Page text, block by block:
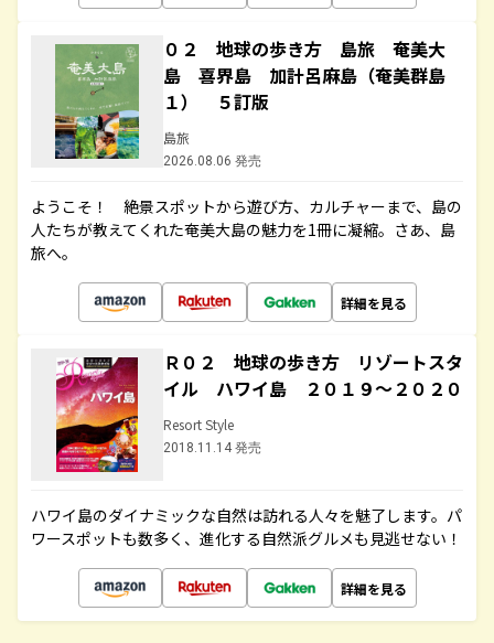
０２ 地球の歩き方 島旅 奄美大
島 喜界島 加計呂麻島（奄美群島
１） ５訂版
島旅
2026.08.06 発売
ようこそ！ 絶景スポットから遊び方、カルチャーまで、島の
人たちが教えてくれた奄美大島の魅力を1冊に凝縮。さあ、島
旅へ。
詳細を見る
Ｒ０２ 地球の歩き方 リゾートスタ
イル ハワイ島 ２０１９～２０２０
Resort Style
2018.11.14 発売
ハワイ島のダイナミックな自然は訪れる人々を魅了します。パ
ワースポットも数多く、進化する自然派グルメも見逃せない！
詳細を見る